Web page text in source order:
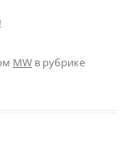
MW в рубрике